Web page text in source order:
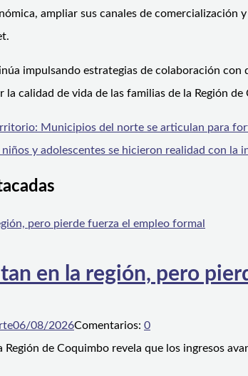
ampliar sus canales de comercialización
impulsando estrategias de colaboración
calidad de vida de las familias de la Región de
Municipios del norte se articulan para
niños y adolescentes se hicieron realidad con
en la región, pero
06/08/2026Comentarios: 0
Región de Coquimbo revela que los ingresos